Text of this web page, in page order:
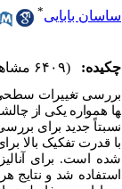
ساسان بابایی*
چکیده: (۶۴۰۹ مشاهده)
بررسی تغییرات
ها همواره یکی از چالش
نسبتاً جدید برای
با قدرت تفکیک بالا
شده است. برای